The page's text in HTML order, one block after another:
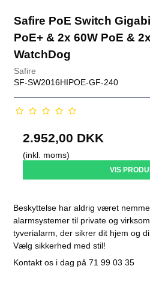
Safire PoE Switch
PoE+ & 2x 60W PoE &
WatchDog
Safire
SF-SW2016HIPOE-GF-240
2.952,00 DKK
(inkl. moms)
VIS
Beskyttelse har aldrig været
alarmsystemer til private og
tyverialarm, der sikrer dit hjem og
Vælg sikkerhed med stil!
Kontakt os i dag på71 99 03 35